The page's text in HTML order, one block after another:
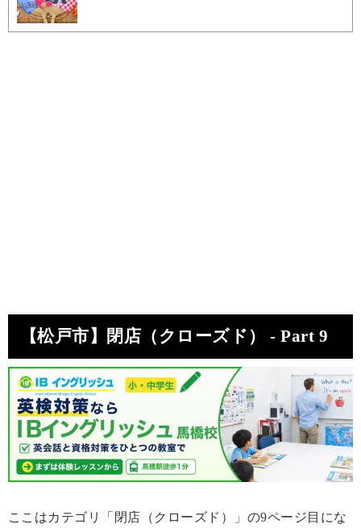
【松戸市】閉店（クローズド） - Part 9
ここはカテゴリ「閉店（クローズド）」の9ページ目にな